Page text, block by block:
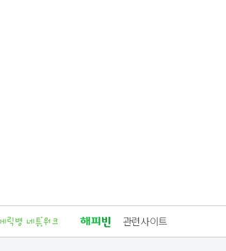
관련사이트